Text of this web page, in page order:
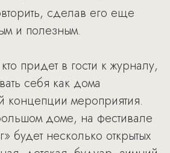
сделав его еще
и полезным.
придет в гости к журналу,
себя как дома
концепции мероприятия.
доме, на фестивале
будет несколько открытых